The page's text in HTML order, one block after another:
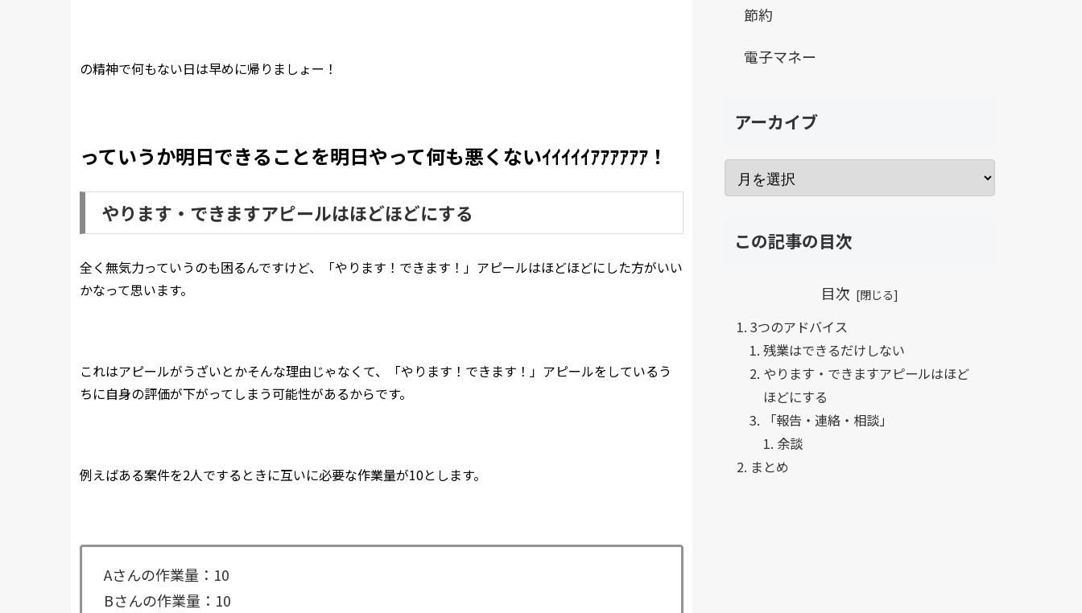
の精神で何もない日は早めに帰りましょー！
っていうか明日できることを明日やって何も悪くないｲｲｲｲｲｱｱｱｱｱｱ！
やります・できますアピールはほどほどにする
全く無気力っていうのも困るんですけど、「やります！できます！」アピールはほどほどにした方がいい
かなって思います。
これはアピールがうざいとかそんな理由じゃなくて、「やります！できます！」アピールをしているう
ちに自身の評価が下がってしまう可能性があるからです。
例えばある案件を2人でするときに互いに必要な作業量が10とします。
Aさんの作業量：10
Bさんの作業量：10
節約
電子マネー
アーカイブ
この記事の目次
目次
3つのアドバイス
残業はできるだけしない
やります・できますアピールはほど
ほどにする
「報告・連絡・相談」
余談
まとめ